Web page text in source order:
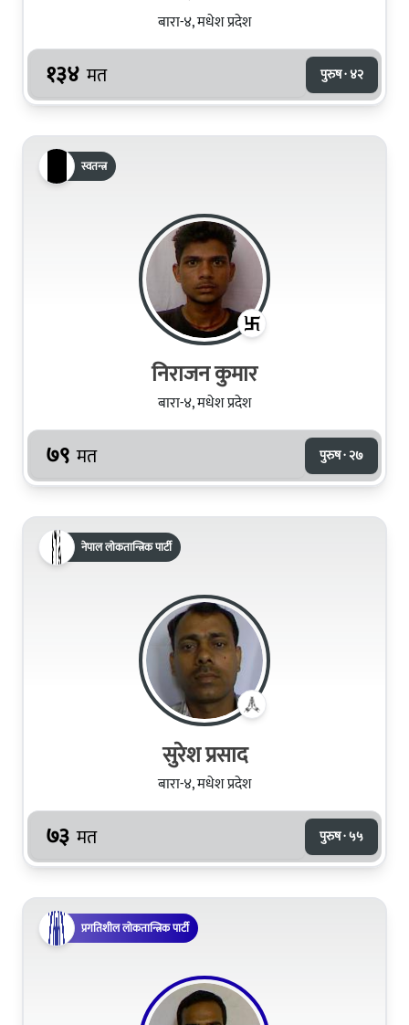
बारा-४, मधेश प्रदेश
१३४ मत पुरुष · ४२
स्वतन्त्र
निराजन कुमार
बारा-४, मधेश प्रदेश
७९ मत पुरुष · २७
नेपाल लोकतान्त्रिक पार्टी
सुरेश प्रसाद
बारा-४, मधेश प्रदेश
७३ मत पुरुष · ५५
प्रगतिशील लोकतान्त्रिक पार्टी